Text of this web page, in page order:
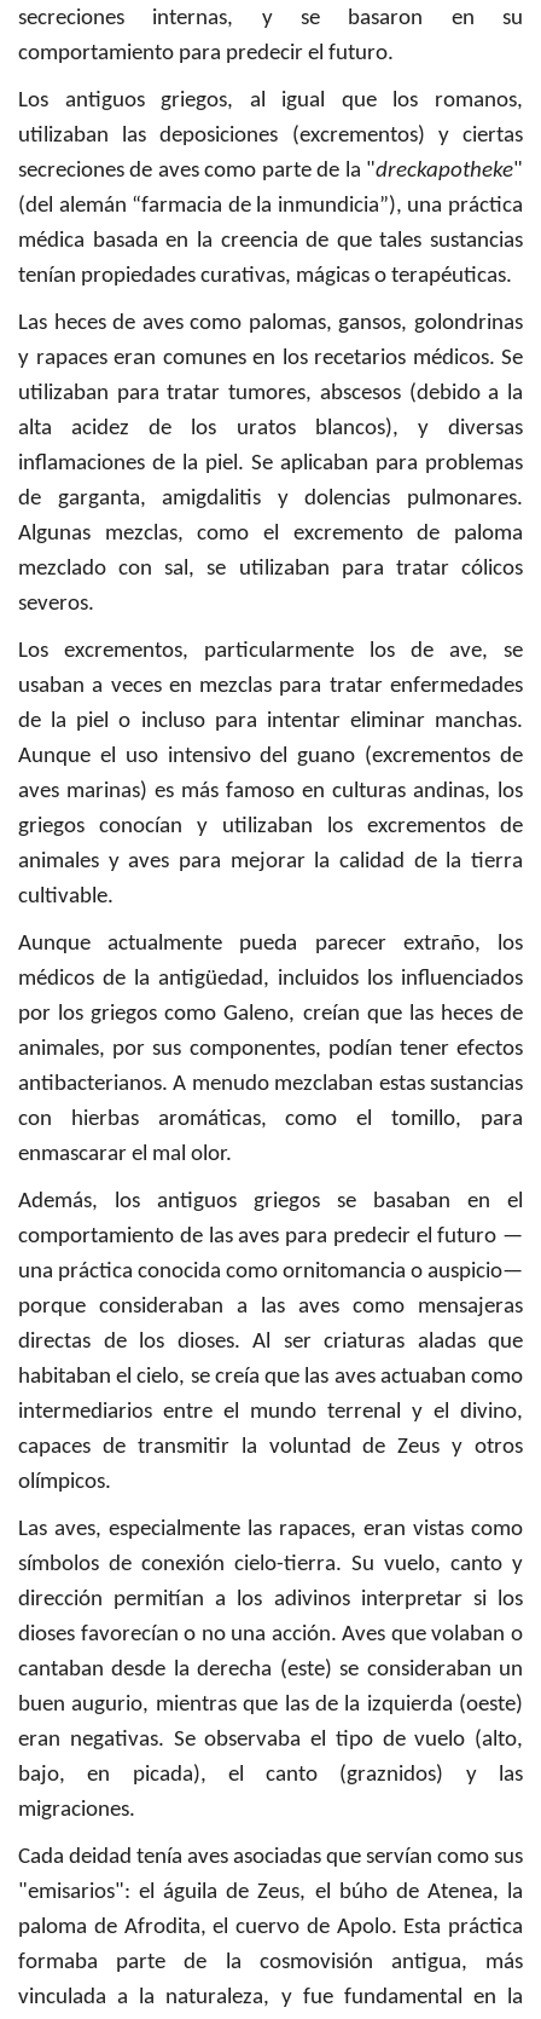
secreciones internas, y se basaron en su
comportamiento para predecir el futuro.
Los antiguos griegos, al igual que los romanos,
utilizaban las deposiciones (excrementos) y ciertas
secreciones de aves como parte de la "dreckapotheke"
(del alemán “farmacia de la inmundicia”), una práctica
médica basada en la creencia de que tales sustancias
tenían propiedades curativas, mágicas o terapéuticas.
Las heces de aves como palomas, gansos, golondrinas
y rapaces eran comunes en los recetarios médicos. Se
utilizaban para tratar tumores, abscesos (debido a la
alta acidez de los uratos blancos), y diversas
inflamaciones de la piel. Se aplicaban para problemas
de garganta, amigdalitis y dolencias pulmonares.
Algunas mezclas, como el excremento de paloma
mezclado con sal, se utilizaban para tratar cólicos
severos.
Los excrementos, particularmente los de ave, se
usaban a veces en mezclas para tratar enfermedades
de la piel o incluso para intentar eliminar manchas.
Aunque el uso intensivo del guano (excrementos de
aves marinas) es más famoso en culturas andinas, los
griegos conocían y utilizaban los excrementos de
animales y aves para mejorar la calidad de la tierra
cultivable.
Aunque actualmente pueda parecer extraño, los
médicos de la antigüedad, incluidos los influenciados
por los griegos como Galeno, creían que las heces de
animales, por sus componentes, podían tener efectos
antibacterianos. A menudo mezclaban estas sustancias
con hierbas aromáticas, como el tomillo, para
enmascarar el mal olor.
Además, los antiguos griegos se basaban en el
comportamiento de las aves para predecir el futuro —
una práctica conocida como ornitomancia o auspicio—
porque consideraban a las aves como mensajeras
directas de los dioses. Al ser criaturas aladas que
habitaban el cielo, se creía que las aves actuaban como
intermediarios entre el mundo terrenal y el divino,
capaces de transmitir la voluntad de Zeus y otros
olímpicos.
Las aves, especialmente las rapaces, eran vistas como
símbolos de conexión cielo-tierra. Su vuelo, canto y
dirección permitían a los adivinos interpretar si los
dioses favorecían o no una acción. Aves que volaban o
cantaban desde la derecha (este) se consideraban un
buen augurio, mientras que las de la izquierda (oeste)
eran negativas. Se observaba el tipo de vuelo (alto,
bajo, en picada), el canto (graznidos) y las
migraciones.
Cada deidad tenía aves asociadas que servían como sus
"emisarios": el águila de Zeus, el búho de Atenea, la
paloma de Afrodita, el cuervo de Apolo. Esta práctica
formaba parte de la cosmovisión antigua, más
vinculada a la naturaleza, y fue fundamental en la